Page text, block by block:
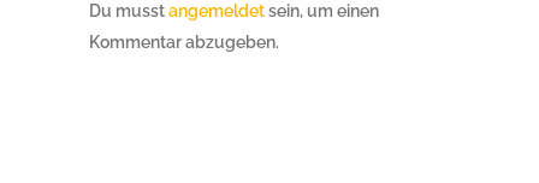
Du musstangemeldetsein, um einen
Kommentar abzugeben.